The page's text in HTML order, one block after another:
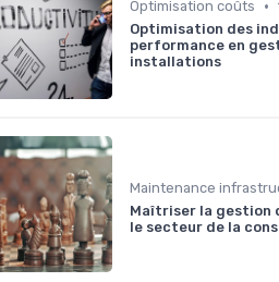
Optimisation coûts •
Optimisation des
performance en
installations
Maîtriser la gestion
le secteur de la